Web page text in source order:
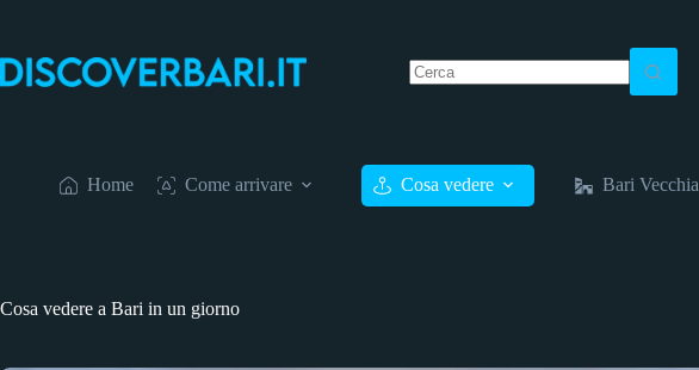
Home Come arrivare Cosa vedere Bari Vecchia
Cosa vedere a Bari in un giorno